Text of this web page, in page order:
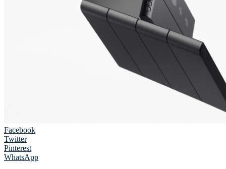
Facebook
Twitter
Pinterest
WhatsApp